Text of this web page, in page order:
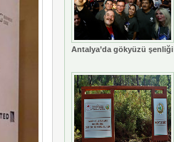
Antalya’da gökyüzü şenliği